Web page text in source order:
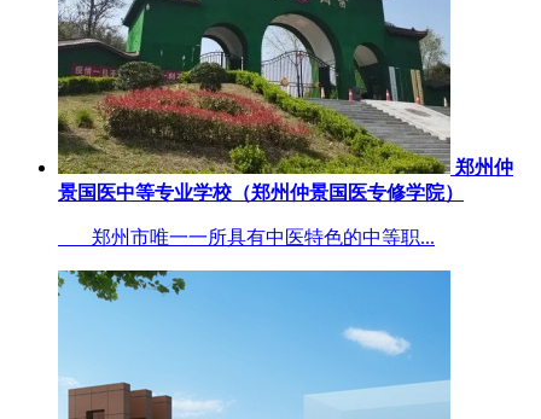
郑州仲
景国医中等专业学校（郑州仲景国医专修学院）
郑州市唯一一所具有中医特色的中等职...